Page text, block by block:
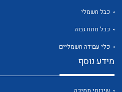
כבל חשמלי
כבל מתח גבוה
כלי עבודה חשמליים
מידע נוסף